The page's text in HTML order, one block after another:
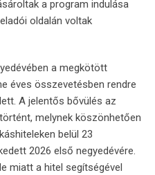
a program indulása
oldalán voltak
a megkötött
éves összevetésben rendre
A jelentős bővülés az
melynek köszönhetően
belül 23
2026 első negyedévére.
miatt a hitel segítségével